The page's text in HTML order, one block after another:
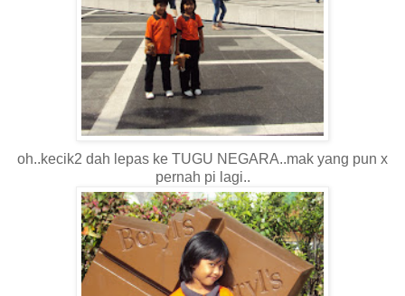
oh..kecik2 dah lepas ke TUGU NEGARA..mak yang pun x
pernah pi lagi..